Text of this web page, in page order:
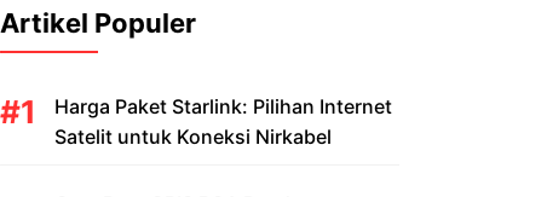
Artikel Populer
Harga Paket Starlink: Pilihan Internet
Satelit untuk Koneksi Nirkabel